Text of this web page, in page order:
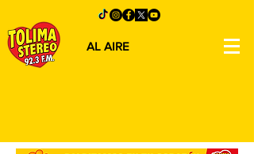
AL AIRE